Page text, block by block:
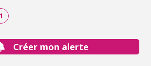
immédiate des commerces
Fort potentiel d'évolution Une
proche de la mer et des commodités.
1
Créer mon alerte